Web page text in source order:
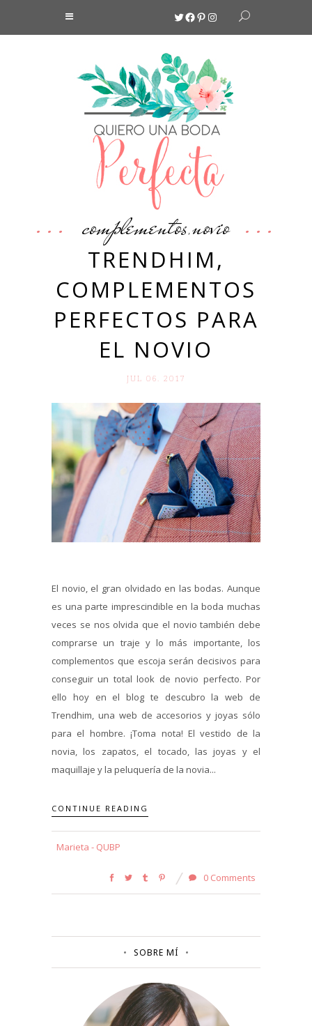
Twitter
Facebook
Pinterest
Instagram
complementos,novio
TRENDHIM,
COMPLEMENTOS
PERFECTOS PARA
EL NOVIO
JUL 06. 2017
El novio, el gran olvidado en las bodas. Aunque
es una parte imprescindible en la boda muchas
veces se nos olvida que el novio también debe
comprarse un traje y lo más importante, los
complementos que escoja serán decisivos para
conseguir un total look de novio perfecto. Por
ello hoy en el blog te descubro la web de
Trendhim, una web de accesorios y joyas sólo
para el hombre. ¡Toma nota! El vestido de la
novia, los zapatos, el tocado, las joyas y el
maquillaje y la peluquería de la novia...
CONTINUE READING
Marieta - QUBP
0 Comments
SOBRE MÍ